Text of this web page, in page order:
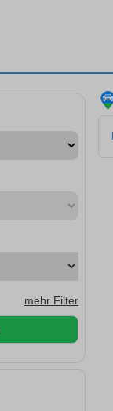
mehr Filter